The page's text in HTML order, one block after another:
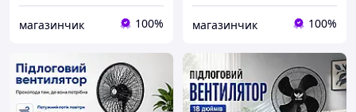
магазинчик 100% магазинчик 100%